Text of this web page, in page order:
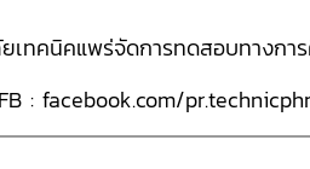
ทคนิคแพร่จัดการทดสอบทางกา
: facebook.com/